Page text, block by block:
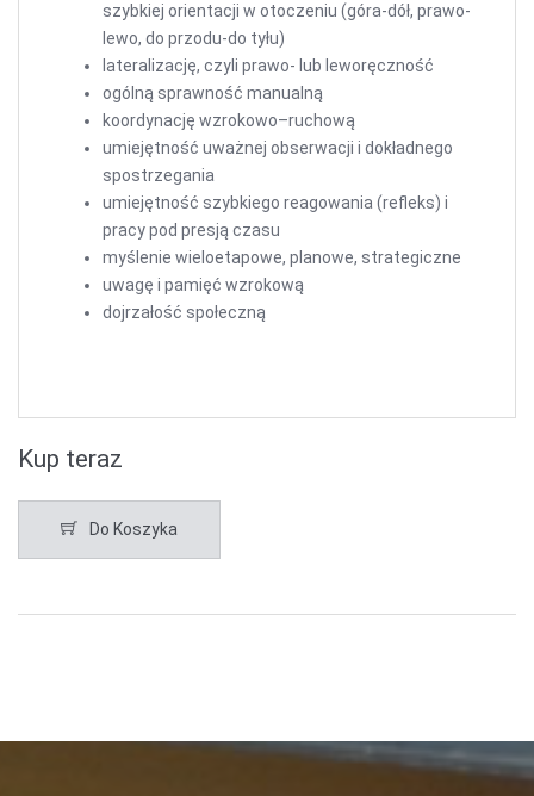
szybkiej orientacji w otoczeniu (góra-dół, prawo-
lewo, do przodu-do tyłu)
lateralizację, czyli prawo- lub leworęczność
ogólną sprawność manualną
koordynację wzrokowo–ruchową
umiejętność uważnej obserwacji i dokładnego
spostrzegania
umiejętność szybkiego reagowania (refleks) i
pracy pod presją czasu
myślenie wieloetapowe, planowe, strategiczne
uwagę i pamięć wzrokową
dojrzałość społeczną
Kup teraz
Do Koszyka